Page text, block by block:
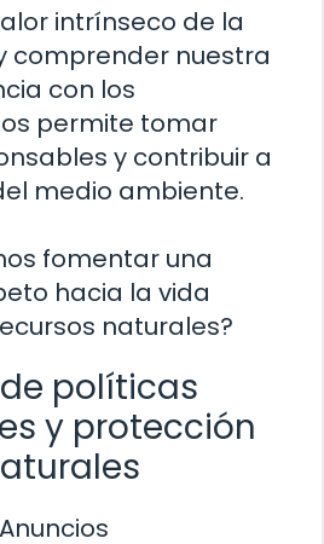
intrínseco de la
comprender nuestra
con los
permite tomar
y contribuir a
medio ambiente.
fomentar una
hacia la vida
naturales?
políticas
y protección
Anuncios